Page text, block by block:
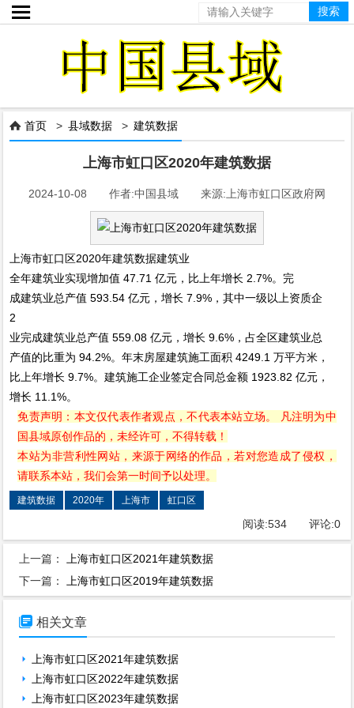

 首页 >县域数据 >建筑数据
上海市虹口区2020年建筑数据
2024-10-08 作者:中国县域 来源:上海市虹口区政府网
上海市虹口区2020年建筑数据建筑业
全年建筑业实现增加值 47.71 亿元，比上年增长 2.7%。完
成建筑业总产值 593.54 亿元，增长 7.9%，其中一级以上资质企
2
业完成建筑业总产值 559.08 亿元，增长 9.6%，占全区建筑业总
产值的比重为 94.2%。年末房屋建筑施工面积 4249.1 万平方米，
比上年增长 9.7%。建筑施工企业签定合同总金额 1923.82 亿元，
增长 11.1%。
免责声明：本文仅代表作者观点，不代表本站立场。 凡注明为中
国县域原创作品的，未经许可，不得转载！
本站为非营利性网站，来源于网络的作品，若对您造成了侵权，
请联系本站，我们会第一时间予以处理。
建筑数据 2020年 上海市 虹口区
阅读:534评论:0
上一篇：
上海市虹口区2021年建筑数据
下一篇：
上海市虹口区2019年建筑数据
 相关文章
上海市虹口区2021年建筑数据
上海市虹口区2022年建筑数据
上海市虹口区2023年建筑数据